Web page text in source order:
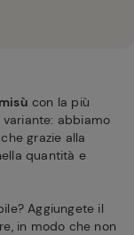
con la più
abbiamo
grazie alla
quantità e
Aggiungete il
in modo che non